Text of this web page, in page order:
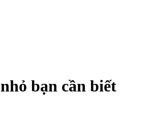
bạn cần biết